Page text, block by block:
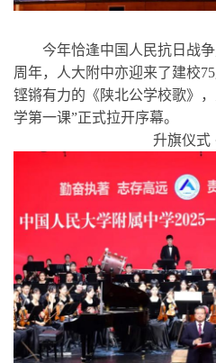
今年恰逢中国人民抗日战
周年，人大附中亦迎来了建校
铿锵有力的《陕北公学校歌》
学第一课”正式拉开序幕。
升旗仪式